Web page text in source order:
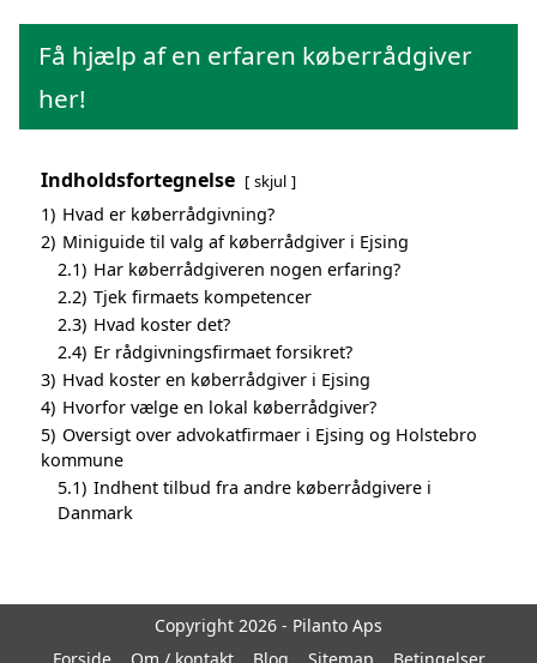
Få hjælp af en erfaren køberrådgiver
her!
Indholdsfortegnelse skjul
1) Hvad er køberrådgivning?
2) Miniguide til valg af køberrådgiver i Ejsing
2.1) Har køberrådgiveren nogen erfaring?
2.2) Tjek firmaets kompetencer
2.3) Hvad koster det?
2.4) Er rådgivningsfirmaet forsikret?
3) Hvad koster en køberrådgiver i Ejsing
4) Hvorfor vælge en lokal køberrådgiver?
5) Oversigt over advokatfirmaer i Ejsing og Holstebro
kommune
5.1) Indhent tilbud fra andre køberrådgivere i
Danmark
Copyright 2026 - Pilanto Aps